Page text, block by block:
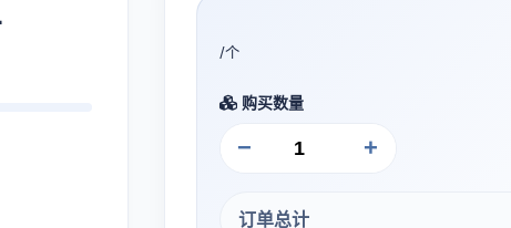
/个
购买数量
− +
订单总计